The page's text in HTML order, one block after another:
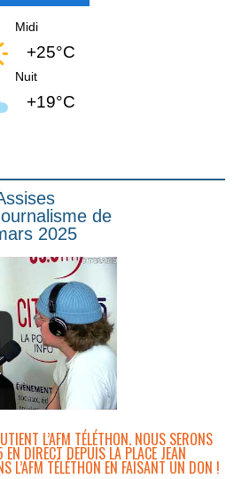
Midi
+25°C
Nuit
+19°C
de
2025
L’AFM TÉLÉTHON. NOUS SERONS
DIRECT DEPUIS LA PLACE JEAN
L’AFM TÉLÉTHON EN FAISANT UN DON !